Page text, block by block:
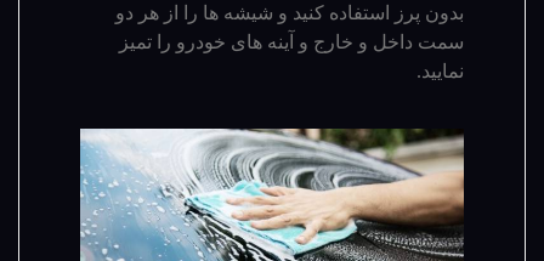
بدون پرز استفاده کنید و شیشه ها را از هر دو
سمت داخل و خارج و آینه های خودرو را تمیز
نمایید.